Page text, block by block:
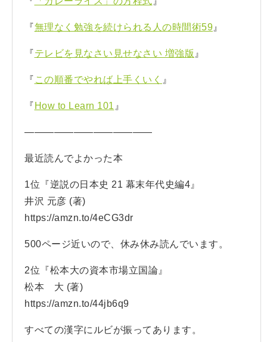
『無理なく勉強を続けられる人の時間術59 』
『テレビを見なさい見せなさい 増強版 』
『 この順番でやれば上手くいく 』
『 How to Learn 101 』
—————————————
最近読んでよかった本
1位『逆説の日本史 21 幕末年代史編4』
井沢 元彦 (著)
https://amzn.to/4eCG3dr
500ページ近いので、休み休み読んでいます。
2位『松本大の資本市場立国論』
松本 大 (著)
https://amzn.to/44jb6q9
すべての漢字にルビが振ってあります。